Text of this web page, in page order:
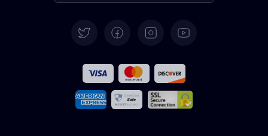
義大利語